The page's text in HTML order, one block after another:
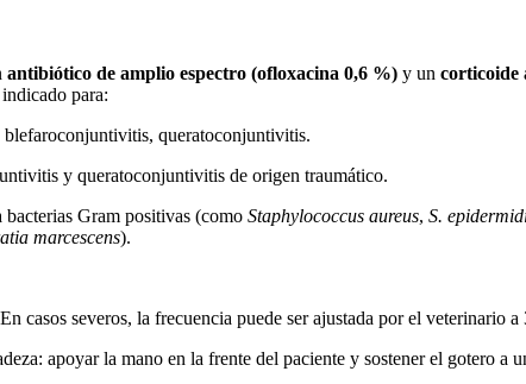
antibiótico de amplio espectro (ofloxacina 0,6 %) y un corticoide
para:
queratoconjuntivitis.
y queratoconjuntivitis de origen traumático.
Gram positivas (como Staphylococcus aureus, S.
marcescens).
casos severos, la frecuencia puede ser ajustada por el veterinario a
apoyar la mano en la frente del paciente y sostener el gotero